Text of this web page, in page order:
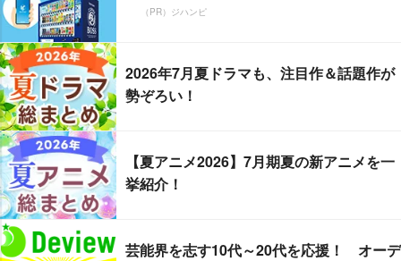
（PR）ジハンピ
2026年7月夏ドラマも、注目作＆話題作が
勢ぞろい！
【夏アニメ2026】7月期夏の新アニメを一
挙紹介！
芸能界を志す10代～20代を応援！ オーデ